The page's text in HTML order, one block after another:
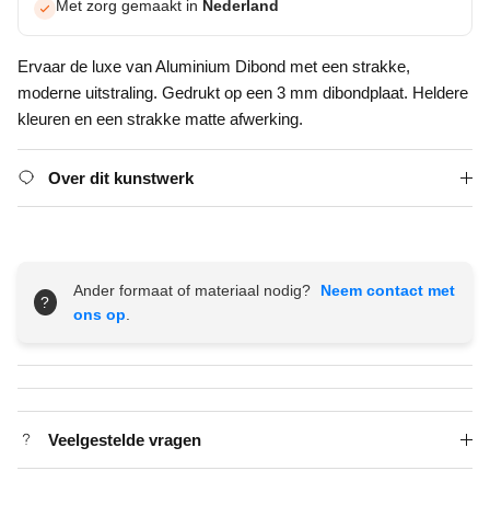
Met zorg gemaakt in Nederland
Ervaar de luxe van Aluminium Dibond met een strakke,
moderne uitstraling. Gedrukt op een 3 mm dibondplaat. Heldere
kleuren en een strakke matte afwerking.
Over dit kunstwerk
?
Ander formaat of materiaal nodig?
Neem contact met
ons op.
Veelgestelde vragen